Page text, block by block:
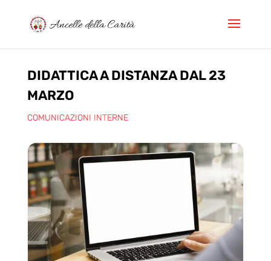
DIDATTICA A DISTANZA DAL 23
MARZO
COMUNICAZIONI INTERNE